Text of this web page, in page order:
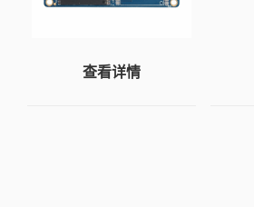
查看详情